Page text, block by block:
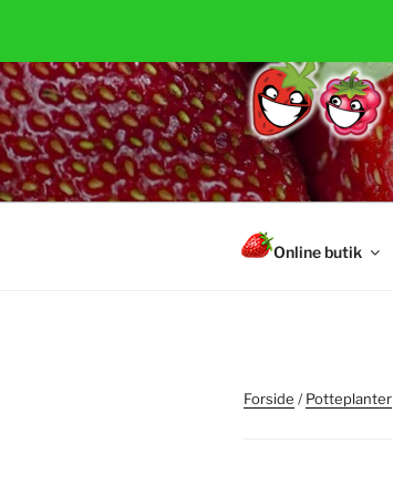
indhold
Online butik
Forside /Potteplanter